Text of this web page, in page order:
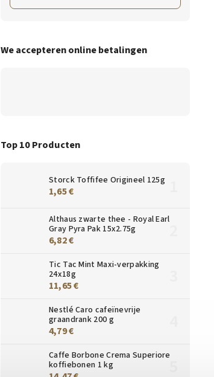
We accepteren online betalingen
Top 10 Producten
Storck Toffifee Origineel 125g
1,65 €
Althaus zwarte thee - Royal Earl
Gray Pyra Pak 15x2.75g
6,82 €
Tic Tac Mint Maxi-verpakking
24x18g
11,65 €
Nestlé Caro cafeïnevrije
graandrank 200 g
4,79 €
Caffe Borbone Crema Superiore
koffiebonen 1 kg